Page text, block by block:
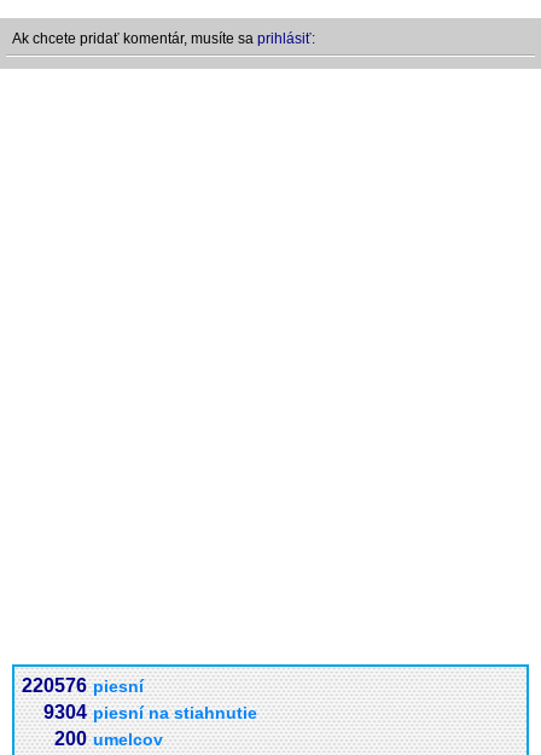
Ak chcete pridať komentár, musíte sa prihlásiť:
220576 piesní
9304 piesní na stiahnutie
200 umelcov